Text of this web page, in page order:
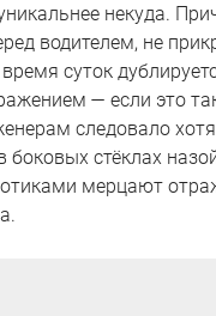
некуда.
водителем, не
суток
— если это
следовало
боковых стёклах
мерцают